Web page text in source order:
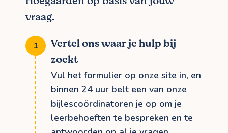
vraag.
Vertel ons waar je hulp bij
zoekt
Vul het formulier op onze site in, en
binnen 24 uur belt een van onze
bijlescoördinatoren je op om je
leerbehoeften te bespreken en te